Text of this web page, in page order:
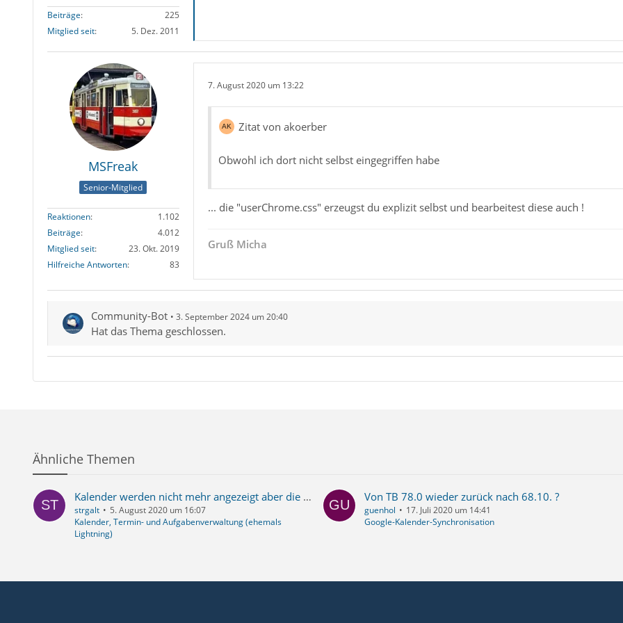
Beiträge
225
Mitglied seit
5. Dez. 2011
MSFreak
Senior-Mitglied
Reaktionen
1.102
Beiträge
4.012
Mitglied seit
23. Okt. 2019
Hilfreiche Antworten
83
7. August 2020 um 13:22
Zitat von akoerber
Obwohl ich dort nicht selbst eingegriffen habe
... die "userChrome.css" erzeugst du explizit selbst und bearbeitest diese auch !
Gruß Micha
Community-Bot 3. September 2024 um 20:40
Hat das Thema geschlossen.
Ähnliche Themen
Kalender werden nicht mehr angezeigt aber die Termine sind da (nicht bearbeitbar)
strgalt
5. August 2020 um 16:07
Kalender, Termin- und Aufgabenverwaltung (ehemals
Lightning)
Von TB 78.0 wieder zurück nach 68.10. ?
guenhol
17. Juli 2020 um 14:41
Google-Kalender-Synchronisation